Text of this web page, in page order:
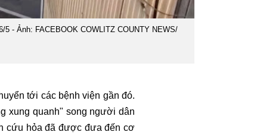
- Ảnh: FACEBOOK COWLITZ COUNTY NEWS/
tới các bệnh viện gần đó.
xung quanh" song người dân
cứu hỏa đã được đưa đến cơ